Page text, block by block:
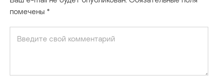
помечены *